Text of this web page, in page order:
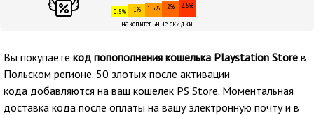
0.5% 1% 1.5% 2% 2.5%
накопительные скидки
Вы покупаете код попополнения кошелька Playstation Store в
Польском регионе. 50 злотых после активации
кода добавляются на ваш кошелек PS Store. Моментальная
доставка кода после оплаты на вашу электронную почту и в